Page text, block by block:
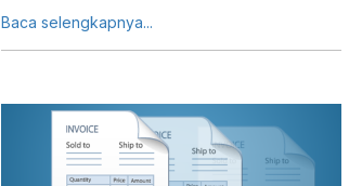
administrasi sebesar 1 persen. Hal ini
menyebabkan Customer membayar total faktur
diterima oleh Penjual adalah nominal yang
sudah dipotong biaya administrasi Shopee.
Baca selengkapnya...